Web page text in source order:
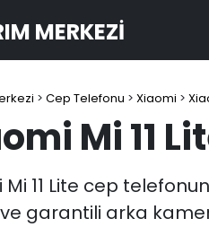
MERKEZI
> Cep Telefonu > Xiaomi >
Mi 11
Mi 11 Lite cep
garantili arka